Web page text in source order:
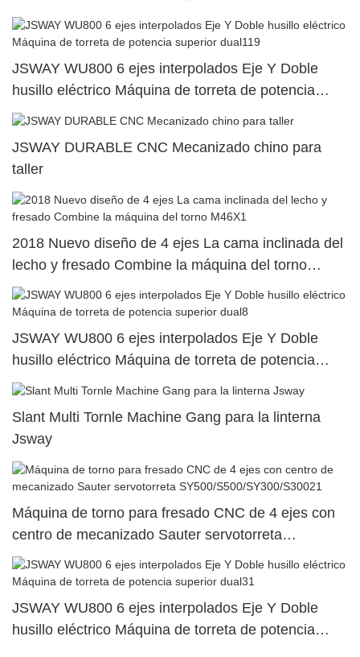
JSWAY WU800 6 ejes interpolados Eje Y Doble
husillo eléctrico Máquina de torreta de potencia
superior dual119
JSWAY DURABLE CNC Mecanizado chino para
taller
2018 Nuevo diseño de 4 ejes La cama inclinada del
lecho y fresado Combine la máquina del torno
M46X1
JSWAY WU800 6 ejes interpolados Eje Y Doble
husillo eléctrico Máquina de torreta de potencia
superior dual8
Slant Multi Tornle Machine Gang para la linterna
Jsway
Máquina de torno para fresado CNC de 4 ejes con
centro de mecanizado Sauter servotorreta
SY500/S500/SY300/S30021
JSWAY WU800 6 ejes interpolados Eje Y Doble
husillo eléctrico Máquina de torreta de potencia